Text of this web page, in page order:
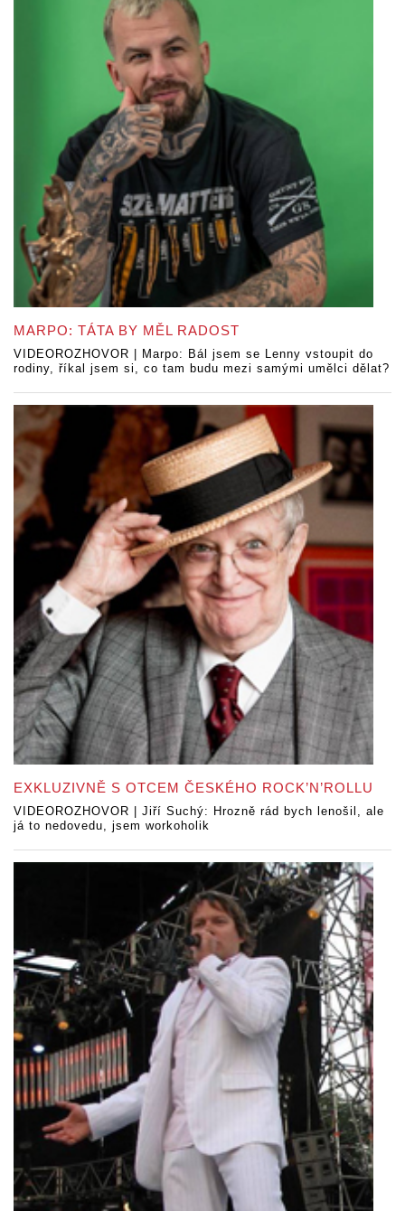
MARPO: TÁTA BY MĚL RADOST
VIDEOROZHOVOR | Marpo: Bál jsem se Lenny vstoupit do
rodiny, říkal jsem si, co tam budu mezi samými umělci dělat?
EXKLUZIVNĚ S OTCEM ČESKÉHO ROCK’N’ROLLU
VIDEOROZHOVOR | Jiří Suchý: Hrozně rád bych lenošil, ale
já to nedovedu, jsem workoholik